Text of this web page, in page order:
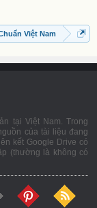
Việt Nam
tại Việt Nam. Trong
của tài liệu đang
kết Google Drive có
(thường là không có